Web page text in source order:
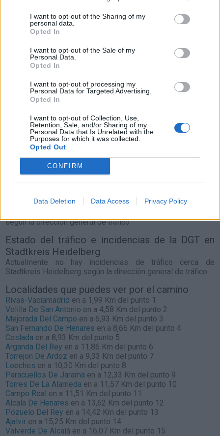
I want to opt-out of the Sharing of my
personal data.
Opted In
I want to opt-out of the Sale of my
Personal Data.
Opted In
I want to opt-out of processing my
Personal Data for Targeted Advertising.
Opted In
I want to opt-out of Collection, Use,
Retention, Sale, and/or Sharing of my
Personal Data that Is Unrelated with the
Purposes for which it was collected.
Opted Out
CONFIRM
Data Deletion Data Access Privacy Policy
Resumen de datos de la ruta entre Huelva y
Stadtkreis Heidelberg
Tipo de
combustible
Precio
por litro
Gasto
Gasto
Gasolina 95
0,00€ 116l.-
0,00€
162
0,00€
232l.-
0,00€
0,00€
0,00€
0,00€ 116l.-
0,00€
162l.-
0,00€
232l.-
Bio diesel
0,00€ 116l.-162l.-232l.-
Huelva
según la dirección general de tráfico
Estado del tráfico e incidencias de la DGT en
Stadtkreis Heidelberg
Actualmente no hay incidencias de tráfico cerca de
Stadtkreis Heidelberg según la dirección general de tráfico
Localidades que puedes ver por el camino
Rivas-Vaciamadrid en a 1,99 Km del punto 1
Velilla De San Antonio en a 4,58 Km del punto 2
Mejorada Del Campo en a 6,93 Km del punto 3
San Fernando De Henares en a 8,66 Km del punto 4
Coslada en a 8,93 Km del punto 5
Arganda Del Rey en a 11,86 Km del punto 6
Torrejon De Ardoz en a 9,33 Km del punto 7
Loeches en a 10,30 Km del punto 8
Paracuellos De Jarama en a 12,33 Km del punto 9
Torres De La Alameda en a 11,57 Km del punto 10
Campo Real en a 11,51 Km del punto 11
Alcala De Henares en a 13,62 Km del punto 12
Pozuelo Del Rey en a 14,42 Km del punto 13
Ajalvir en a 15,25 Km del punto 14
Valverde De Alcalá en a 16,07 Km del punto 15